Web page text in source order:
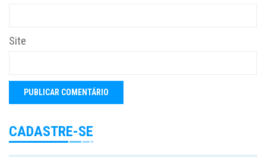
Site
CADASTRE-SE